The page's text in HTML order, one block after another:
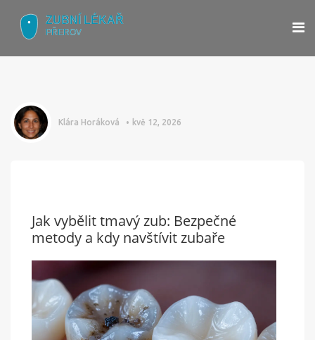
Klára Horáková kvě 12, 2026
Jak vybělit tmavý zub: Bezpečné
metody a kdy navštívit zubaře